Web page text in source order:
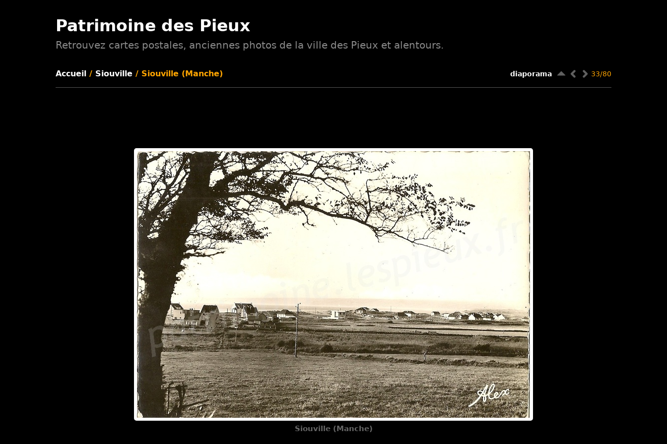
Patrimoine des Pieux
Retrouvez cartes postales, anciennes photos de la ville des Pieux et alentours.
Accueil / Siouville / Siouville (Manche) 33/80
diaporama
Siouville (Manche)